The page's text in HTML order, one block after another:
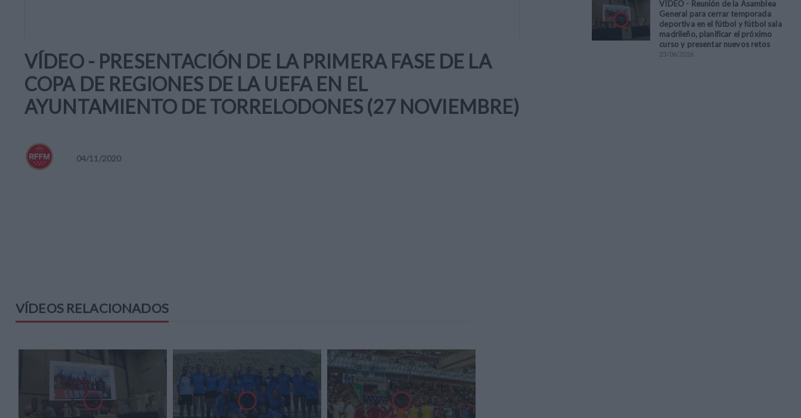
VÍDEO - PRESENTACIÓN DE LA PRIMERA FASE DE LA
COPA DE REGIONES DE LA UEFA EN EL
AYUNTAMIENTO DE TORRELODONES (27 NOVIEMBRE)
04/11 /2020
VÍDEOS RELACIONADOS
VÍDEO - Reunión de la Asamblea
General para cerrar temporada
deportiva en el fútbol y fútbol sala
madrileño, planificar el próximo
curso y presentar nuevos retos
23/06/2026